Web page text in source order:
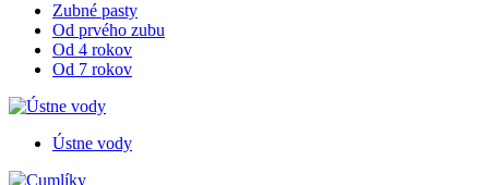
Zubné pasty
Od prvého zubu
Od 4 rokov
Od 7 rokov
Ústne vody